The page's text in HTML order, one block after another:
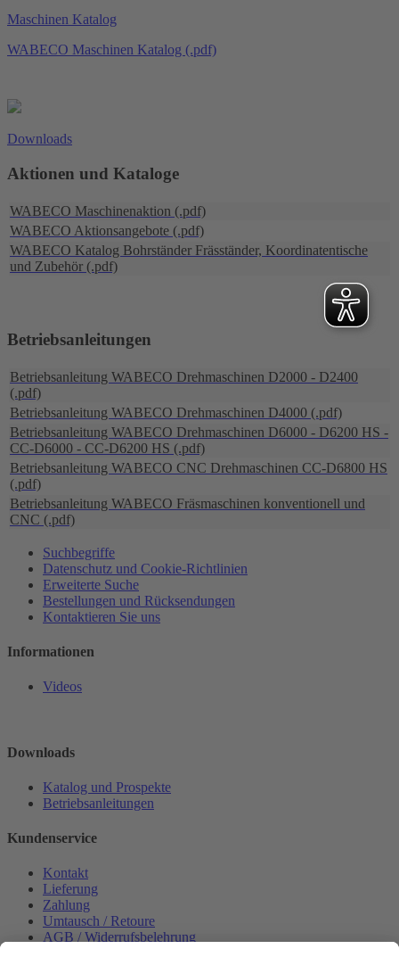
Maschinen Katalog
WABECO Maschinen Katalog (.pdf)
Downloads
Aktionen und Kataloge
WABECO Maschinenaktion (.pdf)
WABECO Aktionsangebote (.pdf)
WABECO Katalog Bohrständer Fräsständer, Koordinatentische
und Zubehör (.pdf)
Betriebsanleitungen
Betriebsanleitung WABECO Drehmaschinen D2000 - D2400
(.pdf)
Betriebsanleitung WABECO Drehmaschinen D4000 (.pdf)
Betriebsanleitung WABECO Drehmaschinen D6000 - D6200 HS -
CC-D6000 - CC-D6200 HS (.pdf)
Betriebsanleitung WABECO CNC Drehmaschinen CC-D6800 HS
(.pdf)
Betriebsanleitung WABECO Fräsmaschinen konventionell und
CNC (.pdf)
Suchbegriffe
Datenschutz und Cookie-Richtlinien
Erweiterte Suche
Bestellungen und Rücksendungen
Kontaktieren Sie uns
Informationen
Videos
Downloads
Katalog und Prospekte
Betriebsanleitungen
Kundenservice
Kontakt
Lieferung
Zahlung
Umtausch / Retoure
AGB / Widerrufsbelehrung